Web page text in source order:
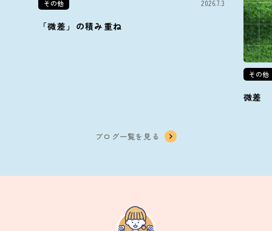
その他 2026.7.3
「微差」の積み重ね
その他
微差
ブログ一覧を見る